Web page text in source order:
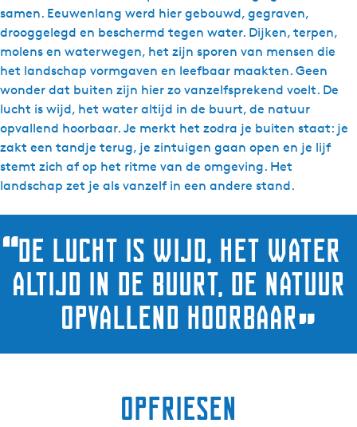
samen. Eeuwenlang werd hier gebouwd, gegraven,
drooggelegd en beschermd tegen water. Dijken, terpen,
molens en waterwegen, het zijn sporen van mensen die
het landschap vormgaven en leefbaar maakten. Geen
wonder dat buiten zijn hier zo vanzelfsprekend voelt. De
lucht is wijd, het water altijd in de buurt, de natuur
opvallend hoorbaar. Je merkt het zodra je buiten staat: je
zakt een tandje terug, je zintuigen gaan open en je lijf
stemt zich af op het ritme van de omgeving. Het
landschap zet je als vanzelf in een andere stand.
“De lucht is wijd, het water
altijd in de buurt, de natuur
opvallend hoorbaar”
opfriesen